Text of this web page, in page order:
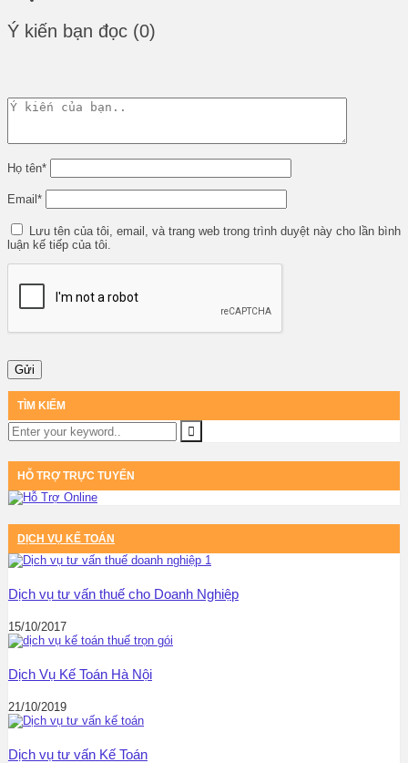
Ý kiến bạn đọc (0)
Họ tên*
Email *
Lưu tên của tôi, email, và trang web trong trình duyệt này cho lần bình
luận kế tiếp của tôi.
TÌM KIẾM
HỖ TRỢ TRỰC TUYẾN
DỊCH VỤ KẾ TOÁN
Dịch vụ tư vấn thuế cho Doanh Nghiệp
15/10/2017
Dịch Vụ Kế Toán Hà Nội
21/10/2019
Dịch vụ tư vấn Kế Toán